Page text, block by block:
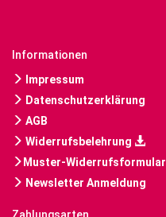
Informationen
Impressum
Datenschutzerklärung
AGB
Widerrufsbelehrung
Muster-Widerrufsformular
Newsletter Anmeldung